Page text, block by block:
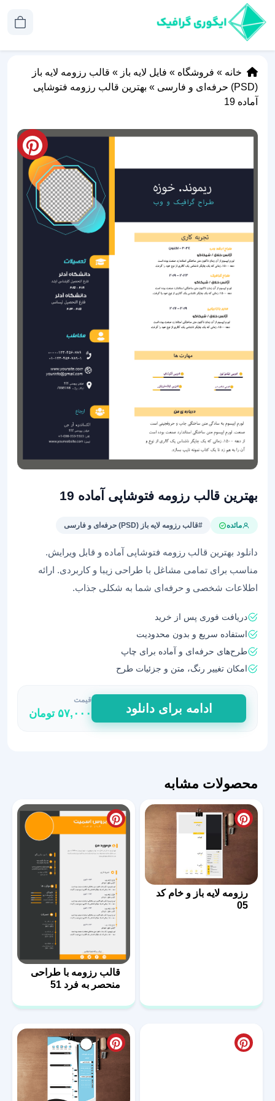
خانه » فروشگاه » فایل لایه باز » قالب رزومه لایه باز
(PSD) حرفه‌ای و فارسی
» بهترین قالب رزومه فتوشاپی
آماده 19
بهترین قالب رزومه فتوشاپی آماده 19
مائده #قالب رزومه لایه باز (PSD) حرفه‌ای و فارسی
دانلود بهترین قالب رزومه فتوشاپی آماده و قابل ویرایش.
مناسب برای تمامی مشاغل با طراحی زیبا و کاربردی. ارائه
اطلاعات شخصی و حرفه‌ای شما به شکلی جذاب.
دریافت فوری پس از خرید
استفاده سریع و بدون محدودیت
طرح‌های حرفه‌ای و آماده برای چاپ
امکان تغییر رنگ، متن و جزئیات طرح
بهترین
قالب
رزومه
عدد
ادامه برای دانلود
قیمت
۵۷,۰۰۰ تومان
محصولات مشابه
رزومه لایه باز و خام کد
05
قالب رزومه با طراحی
منحصر به فرد 51